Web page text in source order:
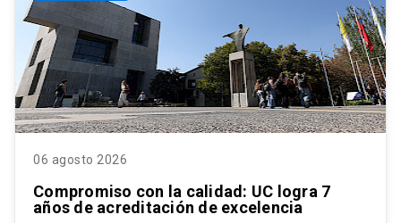
06 agosto 2026
Compromiso con la calidad: UC logra 7
años de acreditación de excelencia